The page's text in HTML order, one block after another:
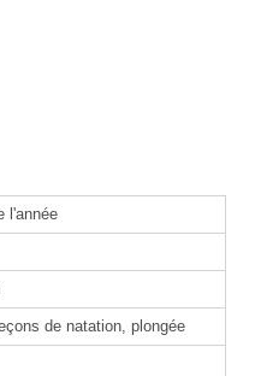
l'année
de natation, plongée